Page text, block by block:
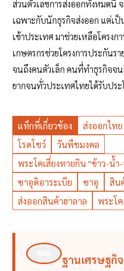
ส่วนตัวเลขการส่งออกทั้งหมดนี้
เฉพาะกับนักธุรกิจส่งออก แต่เ
เข้าประเทศ มาช่วยเหลือโครง
เกษตรกรช่วยโครงการประกันร
จนถึงคนตัวเล็ก คนที่ทำธุรกิจจ
ยากจนทั่วประเทศไทยได้รับปร
แท็กที่เกี่ยวข้อง ส่งออกไทย
โรดโชว์
วันพืชมงคล
พระโคเสี่ยงทายกิน "ข้าว-น้
ซาอุดิอาระเบีย
ซาอุ สิน
ส่งออกสินค้าฮาลาล
พระโค
ฐานเศรษฐกิ